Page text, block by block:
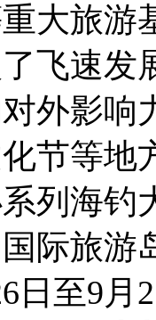
大旅游
飞速发
外影响
节等地
列海钓
际旅游
日至9月